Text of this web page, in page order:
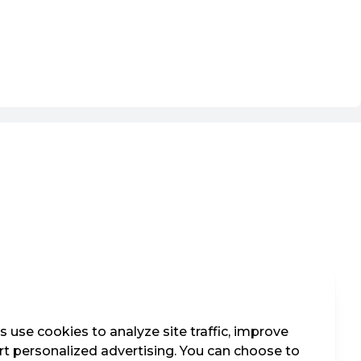
use cookies to analyze site traffic, improve
personalized advertising. You can choose to